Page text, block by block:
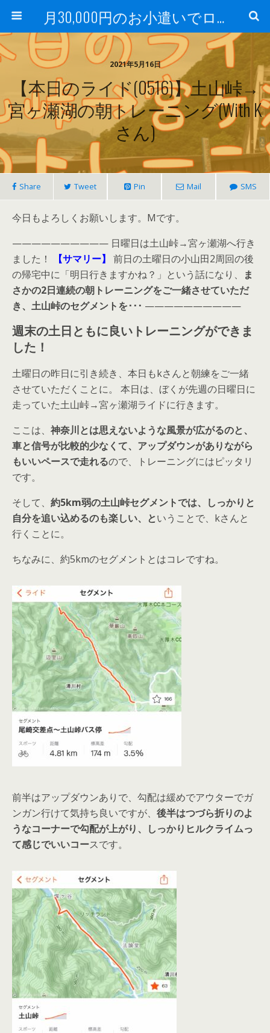
月30,000円のお小遣いでロードバイク
2021年5月16日
【本日のライド(0516)】土山峠→
宮ヶ瀬湖の朝トレーニング(with K
さん)
Share Tweet Pin Mail SMS
今日もよろしくお願いします。Mです。
—————————— 日曜日は土山峠→宮ヶ瀬湖へ行き
ました！
【サマリー】
前日の土曜日の小山田2周回の後
の帰宅中に「明日行きますかね？」という話になり、
ま
さかの2日連続の朝トレーニングをご一緒させていただ
き、土山峠のセグメントを･･･ ——————————
週末の土日ともに良いトレーニングができま
した！
土曜日の昨日に引き続き、本日もkさんと朝練をご一緒
させていただくことに。 本日は、ぼくが先週の日曜日に
走っていた土山峠→宮ヶ瀬湖ライドに行きます。
ここは、 神奈川とは思えないような風景が広がるのと、
車と信号が比較的少なくて、アップダウンがありながら
もいいペースで走れるので、トレーニングにはピッタリ
です。
そして、 約5km弱の土山峠セグメントでは、しっかりと
自分を追い込めるのも楽しい、ということで、kさんと
行くことに。
ちなみに、約5kmのセグメントとはコレですね。
前半はアップダウンありで、勾配は緩めでアウターでガ
ンガン行けて気持ち良いですが、 後半はつづら折りのよ
うなコーナーで勾配が上がり、しっかりヒルクライムっ
て感じでいいコースです。